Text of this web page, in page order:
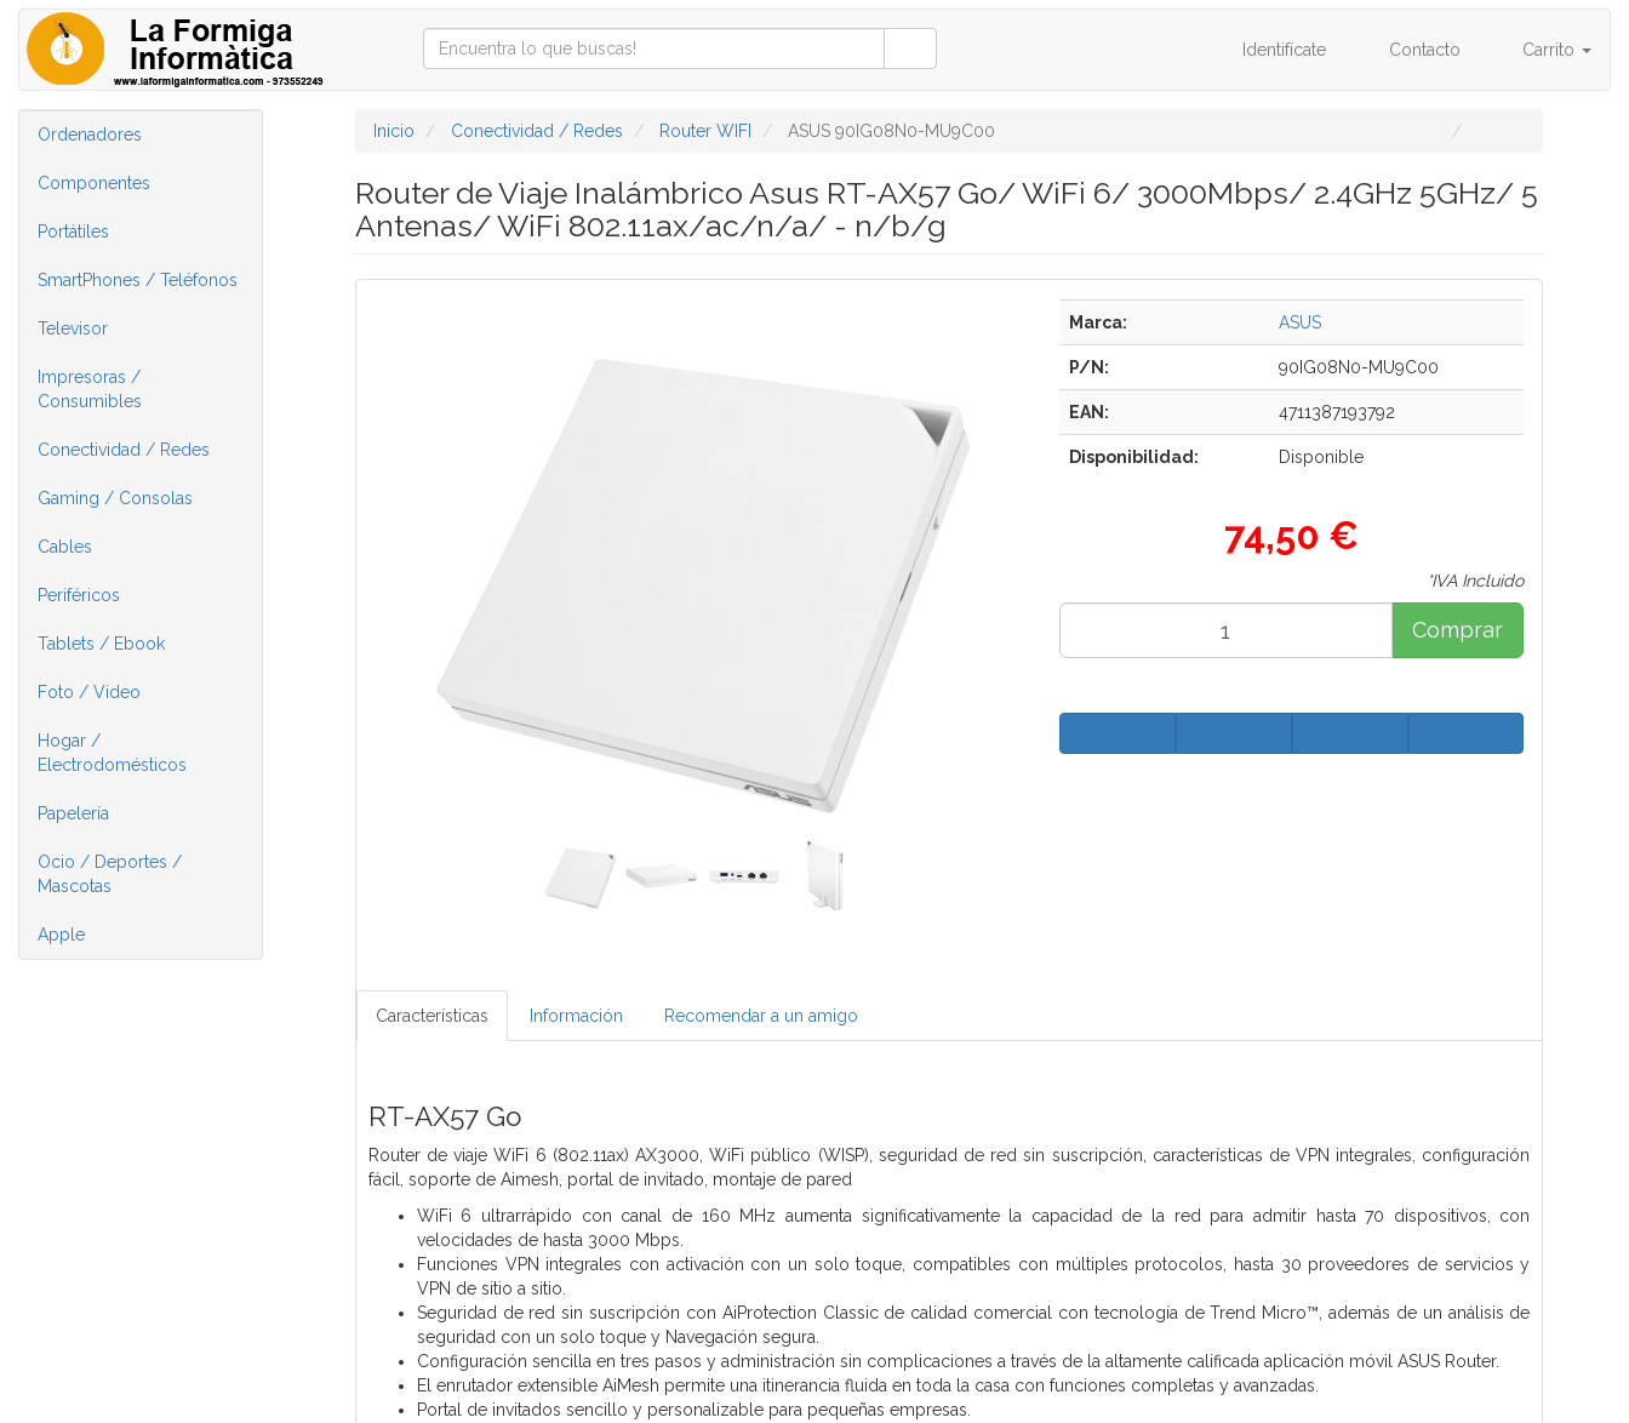
Identifícate Contacto Carrito
Ordenadores
Componentes
Portátiles
SmartPhones / Teléfonos
Televisor
Impresoras /
Consumibles
Conectividad / Redes
Gaming / Consolas
Cables
Periféricos
Tablets / Ebook
Foto / Video
Hogar /
Electrodomésticos
Papelería
Ocio / Deportes /
Mascotas
Apple
Inicio Conectividad / Redes Router WIFI ASUS 90IG08N0-MU9C00
Router de Viaje Inalámbrico Asus RT-AX57 Go/ WiFi 6/ 3000Mbps/ 2.4GHz 5GHz/ 5
Antenas/ WiFi 802.11ax/ac/n/a/ - n/b/g
Marca: ASUS
P/N: 90IG08N0-MU9C00
EAN: 4711387193792
Disponibilidad: Disponible
74,50 €
*IVA Incluido
Comprar
Características Información Recomendar a un amigo
RT-AX57 Go
Router de viaje WiFi 6 (802.11ax) AX3000, WiFi público (WISP), seguridad de red sin suscripción, características de VPN integrales, configuración
fácil, soporte de Aimesh, portal de invitado, montaje de pared
WiFi 6 ultrarrápido con canal de 160 MHz aumenta significativamente la capacidad de la red para admitir hasta 70 dispositivos, con
velocidades de hasta 3000 Mbps.
Funciones VPN integrales con activación con un solo toque, compatibles con múltiples protocolos, hasta 30 proveedores de servicios y
VPN de sitio a sitio.
Seguridad de red sin suscripción con AiProtection Classic de calidad comercial con tecnología de Trend Micro™, además de un análisis de
seguridad con un solo toque y Navegación segura.
Configuración sencilla en tres pasos y administración sin complicaciones a través de la altamente calificada aplicación móvil ASUS Router.
El enrutador extensible AiMesh permite una itinerancia fluida en toda la casa con funciones completas y avanzadas.
Portal de invitados sencillo y personalizable para pequeñas empresas.